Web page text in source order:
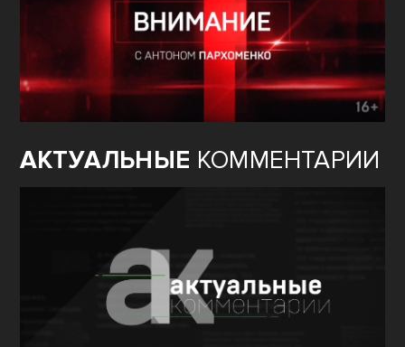
АКТУАЛЬНЫЕ КОММЕНТАРИИ